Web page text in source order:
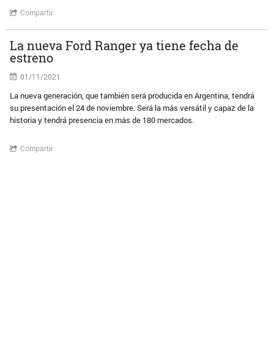
Compartir
La nueva Ford Ranger ya tiene fecha de
estreno
01/11/2021
La nueva generación, que también será producida en Argentina, tendrá
su presentación el 24 de noviembre. Será la más versátil y capaz de la
historia y tendrá presencia en más de 180 mercados.
Compartir